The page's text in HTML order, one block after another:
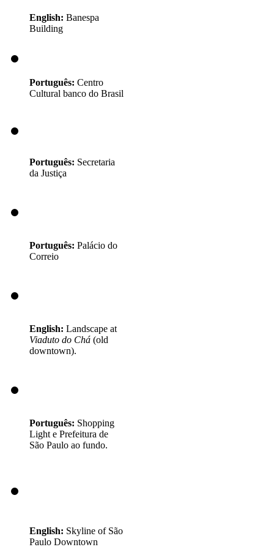
English: Banespa
Building
Português: Centro
Cultural banco do Brasil
Português: Secretaria
da Justiça
Português: Palácio do
Correio
English: Landscape at
Viaduto do Chá (old
downtown).
Português: Shopping
Light e Prefeitura de
São Paulo ao fundo.
English: Skyline of São
Paulo Downtown